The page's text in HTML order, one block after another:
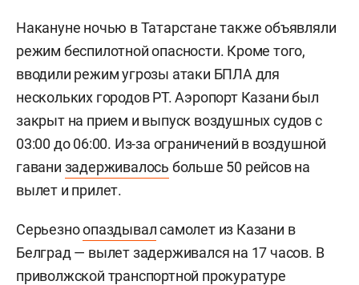
Накануне ночью в Татарстане также объявляли
режим беспилотной опасности. Кроме того,
вводили режим угрозы атаки БПЛА для
нескольких городов РТ. Аэропорт Казани был
закрыт на прием и выпуск воздушных судов с
03:00 до 06:00. Из-за ограничений в воздушной
гавани задерживалось больше 50 рейсов на
вылет и прилет.
Серьезноопаздывалсамолет из Казани в
Белград — вылет задерживался на 17 часов. В
приволжской транспортной прокуратуре